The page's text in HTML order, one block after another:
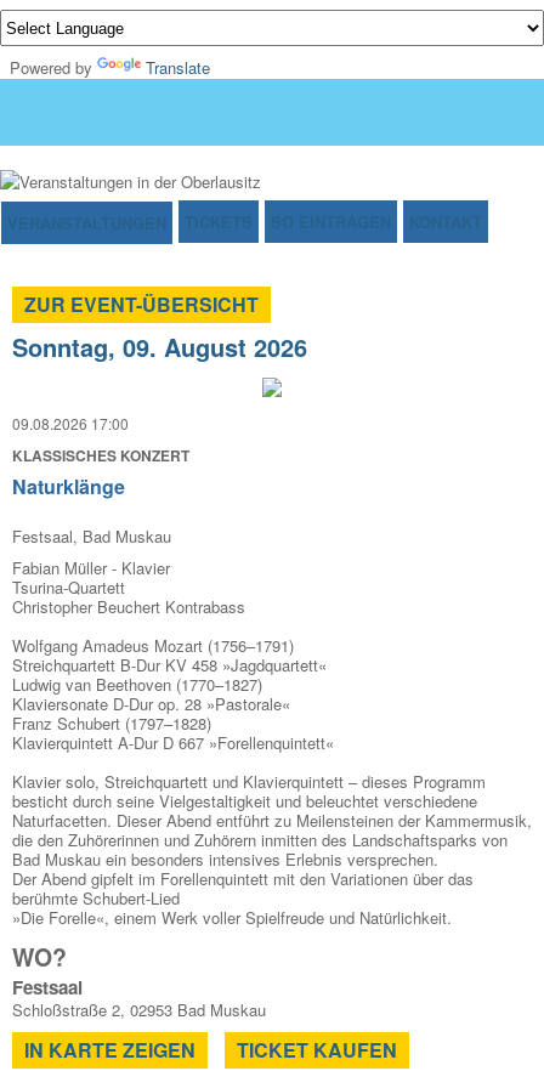
Powered by Translate
VERANSTALTUNGEN TICKETS SO EINTRAGEN KONTAKT
ZUR EVENT-ÜBERSICHT
Sonntag, 09. August 2026
09.08.2026 17:00
KLASSISCHES KONZERT
Naturklänge
Festsaal, Bad Muskau
Fabian Müller - Klavier
Tsurina-Quartett
Christopher Beuchert Kontrabass
Wolfgang Amadeus Mozart (1756–1791)
Streichquartett B-Dur KV 458 »Jagdquartett«
Ludwig van Beethoven (1770–1827)
Klaviersonate D-Dur op. 28 »Pastorale«
Franz Schubert (1797–1828)
Klavierquintett A-Dur D 667 »Forellenquintett«
Klavier solo, Streichquartett und Klavierquintett – dieses Programm
besticht durch seine Vielgestaltigkeit und beleuchtet verschiedene
Naturfacetten. Dieser Abend entführt zu Meilensteinen der Kammermusik,
die den Zuhörerinnen und Zuhörern inmitten des Landschaftsparks von
Bad Muskau ein besonders intensives Erlebnis versprechen.
Der Abend gipfelt im Forellenquintett mit den Variationen über das
berühmte Schubert-Lied
»Die Forelle«, einem Werk voller Spielfreude und Natürlichkeit.
WO?
Festsaal
Schloßstraße 2, 02953 Bad Muskau
IN KARTE ZEIGEN TICKET KAUFEN